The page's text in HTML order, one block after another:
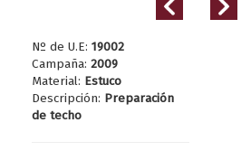
Nº de U.E: 19002
Campaña: 2009
Material: Estuco
Descripción: Preparación
de techo